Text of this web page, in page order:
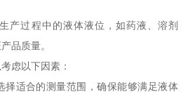
产过程中的液体液位，如药液、溶剂
品质量。
虑以下因素：
择适合的测量范围，确保能够满足液体